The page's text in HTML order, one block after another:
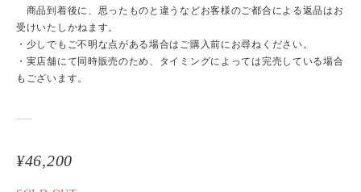
商品到着後に、思ったものと違うなどお客様のご都合による返品はお
受けいたしかねます。
・少しでもご不明な点がある場合はご購入前にお尋ねください。
・実店舗にて同時販売のため、タイミングによっては完売している場合
もございます。
¥46,200